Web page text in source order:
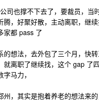
司也撑不下去了，要裁员，当
腾，好聚好散，主动离职，继
家都 pass 了
的想法，去外包了三个月，快
就离职了继续找，这个 gap 了
马力，
州，其实是抱着养老的想法来